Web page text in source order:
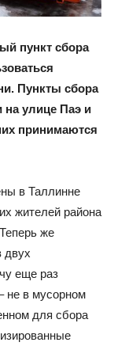
пункт сбора
Пункты сбора
на улице Паэ и
принимаются
в Таллинне
жителей района
же
двух
еще раз
не в мусорном
для сбора